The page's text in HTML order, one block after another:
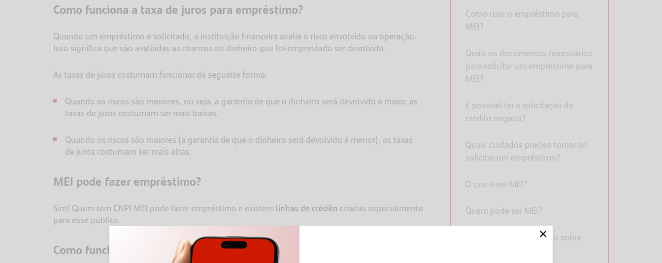
Como funciona a taxa de juros para empréstimo?
Quando um empréstimo é solicitado, a instituição financeira avalia o risco envolvido na operação.
Isso significa que são avaliadas as chances do dinheiro que foi emprestado ser devolvido.
As taxas de juros costumam funcionar da seguinte forma:
Quando os riscos são menores, ou seja, a garantia de que o dinheiro será devolvido é maior, as
taxas de juros costumam ser mais baixas.
Quando os riscos são maiores (a garantia de que o dinheiro será devolvido é menor), as taxas
de juros costumam ser mais altas.
MEI pode fazer empréstimo?
Sim! Quem tem CNPJ MEI pode fazer empréstimo e existem linhas de crédito criadas especialmente
para esse público.
Como funciona o empréstimo para MEI?
Como usar o empréstimo para
MEI?
Quais os documentos necessários
para solicitar um empréstimo para
MEI?
É possível ter a solicitação de
crédito negada?
Quais cuidados preciso tomar ao
solicitar um empréstimo?
O que é ser MEI?
Quem pode ser MEI?
Fique por dentro de tudo sobre
×